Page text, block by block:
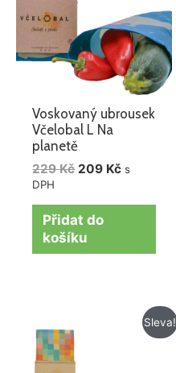
Voskovaný ubrousek
Včelobal L Na
planetě
229Kč 209 Kč s
DPH
Přidat do
košíku
Sleva!
Aktuální
cena